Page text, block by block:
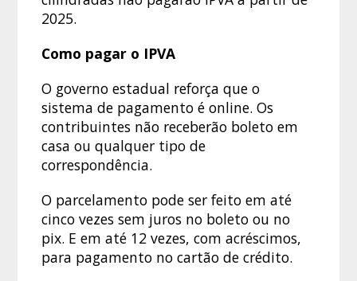
2025.
Como pagar o IPVA
O governo estadual reforça que o
sistema de pagamento é online. Os
contribuintes não receberão boleto em
casa ou qualquer tipo de
correspondência.
O parcelamento pode ser feito em até
cinco vezes sem juros no boleto ou no
pix. E em até 12 vezes, com acréscimos,
para pagamento no cartão de crédito.